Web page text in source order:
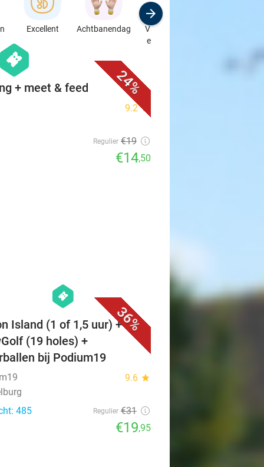
Excellent Achtbanendag
Vakantie in
eigen land
24%
hexagon
events
+ meet & feed
9.2star
Regulier €19
€14,50
36%
hexagon
events
Island (1 of 1,5 uur) + evt.
(19 holes) +
bij Podium19
9.6 star
485
Regulier €31
€19,95